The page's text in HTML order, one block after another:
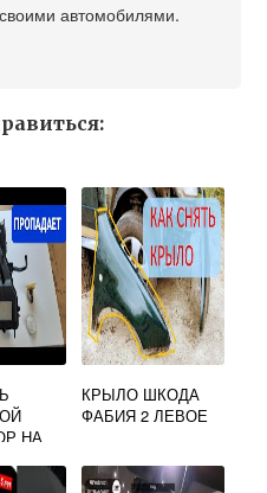
автомобилями.
НА
КРЫЛО ШКОДА
ФАБИЯ 2 ЛЕВОЕ